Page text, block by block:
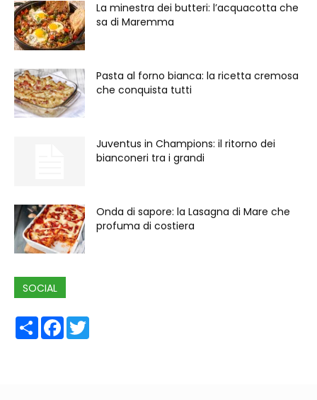
La minestra dei butteri: l’acquacotta che
sa di Maremma
Pasta al forno bianca: la ricetta cremosa
che conquista tutti
Juventus in Champions: il ritorno dei
bianconeri tra i grandi
Onda di sapore: la Lasagna di Mare che
profuma di costiera
SOCIAL
ShareFacebook